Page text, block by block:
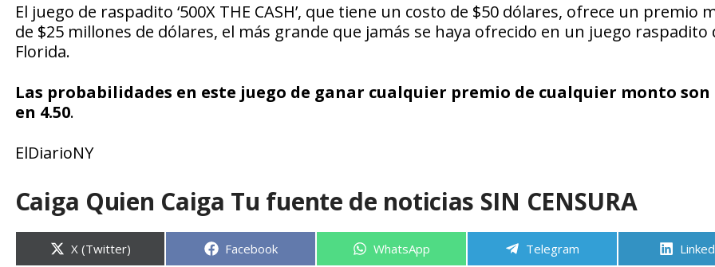
El juego de raspadito ‘500X THE CASH’, que tiene un costo de $50 dólares, ofrece un premio
de $25 millones de dólares, el más grande que jamás se haya ofrecido en un juego raspadito
Florida.
Las probabilidades en este juego de ganar cualquier premio de cualquier monto son
en 4.50.
ElDiarioNY
Caiga Quien Caiga Tu fuente de noticias SIN CENSURA
Compartir
en
X (Twitter) Compartir
Facebook Compartir
WhatsApp Compartir
Telegram